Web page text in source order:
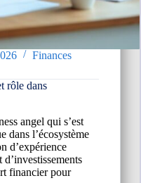
Finances
rôle dans
angel qui s’est
dans l’écosystème
d’expérience
financier pour